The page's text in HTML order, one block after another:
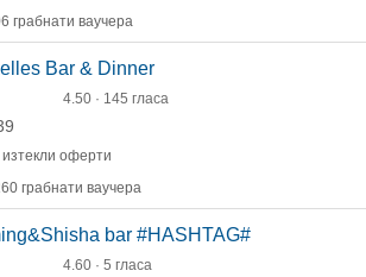
грабнати ваучера
Bar & Dinner
4.50 · 145 гласа
изтекли оферти
грабнати ваучера
bar #HASHTAG#
4.60 · 5 гласа